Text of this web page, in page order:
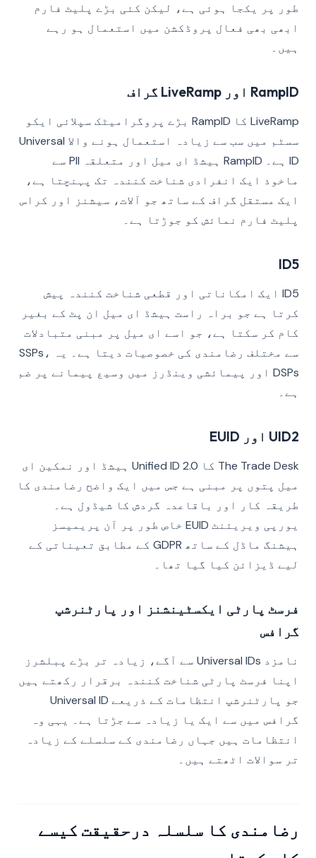
طور پر یکجا ہوئی ہے، لیکن کئی بڑے پلیٹ فارم
ابھی بھی فعال پروڈکشن میں استعمال ہو رہے
ہیں۔
RampID اور LiveRamp گراف
LiveRamp کا RampID بڑے پروگرامیٹک سپلائی ایکو
سسٹم میں سب سے زیادہ استعمال ہونے والا Universal
ID ہے۔ RampID ہیشڈ ای میل اور متعلقہ PII سے
ماخوذ ایک انفرادی شناخت کنندہ تک پہنچتا ہے،
ایک مستقل گراف کے ساتھ جو آلات، سیشنز اور کراس
پلیٹ فارم نمائش کو جوڑتا ہے۔
ID5
ID5 ایک امکاناتی اور قطعی شناخت کنندہ پیش
کرتا ہے جو براہ راست ہیشڈ ای میل ان پٹ کے بغیر
کام کر سکتا ہے، جو اسے ای میل پر مبنی متبادلات
سے مختلف رضامندی کی خصوصیات دیتا ہے۔ یہ SSPs،
DSPs اور پیمائشی وینڈرز میں وسیع پیمانے پر ضم
ہے۔
UID2 اور EUID
The Trade Desk کا Unified ID 2.0 ہیشڈ اور نمکین ای
میل پتوں پر مبنی ہے جس میں ایک واضح رضامندی کا
طریقہ کار اور باقاعدہ گردش کا شیڈول ہے۔
یورپی ویریئنٹ EUID خاص طور پر آن پریمیسز
ہیشنگ ماڈل کے ساتھ GDPR کے مطابق تعیناتی کے
لیے ڈیزائن کیا گیا تھا۔
فرسٹ پارٹی ایکسٹینشنز اور پارٹنرشپ
گرافس
نامزد Universal IDs سے آگے، زیادہ تر بڑے پبلشرز
اپنا فرسٹ پارٹی شناخت کنندہ برقرار رکھتے ہیں
جو پارٹنرشپ انتظامات کے ذریعے Universal ID
گرافس میں سے ایک یا زیادہ سے جڑتا ہے۔ یہی وہ
انتظامات ہیں جہاں رضامندی کے سلسلے کے زیادہ
تر سوالات اٹھتے ہیں۔
رضامندی کا سلسلہ درحقیقت کیسے